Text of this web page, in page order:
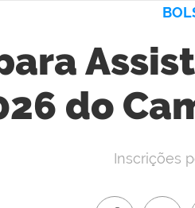
do
Inscrições